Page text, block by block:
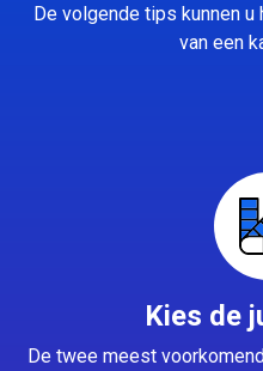
De volgende tips kunnen
van een
Kies de
De twee meest